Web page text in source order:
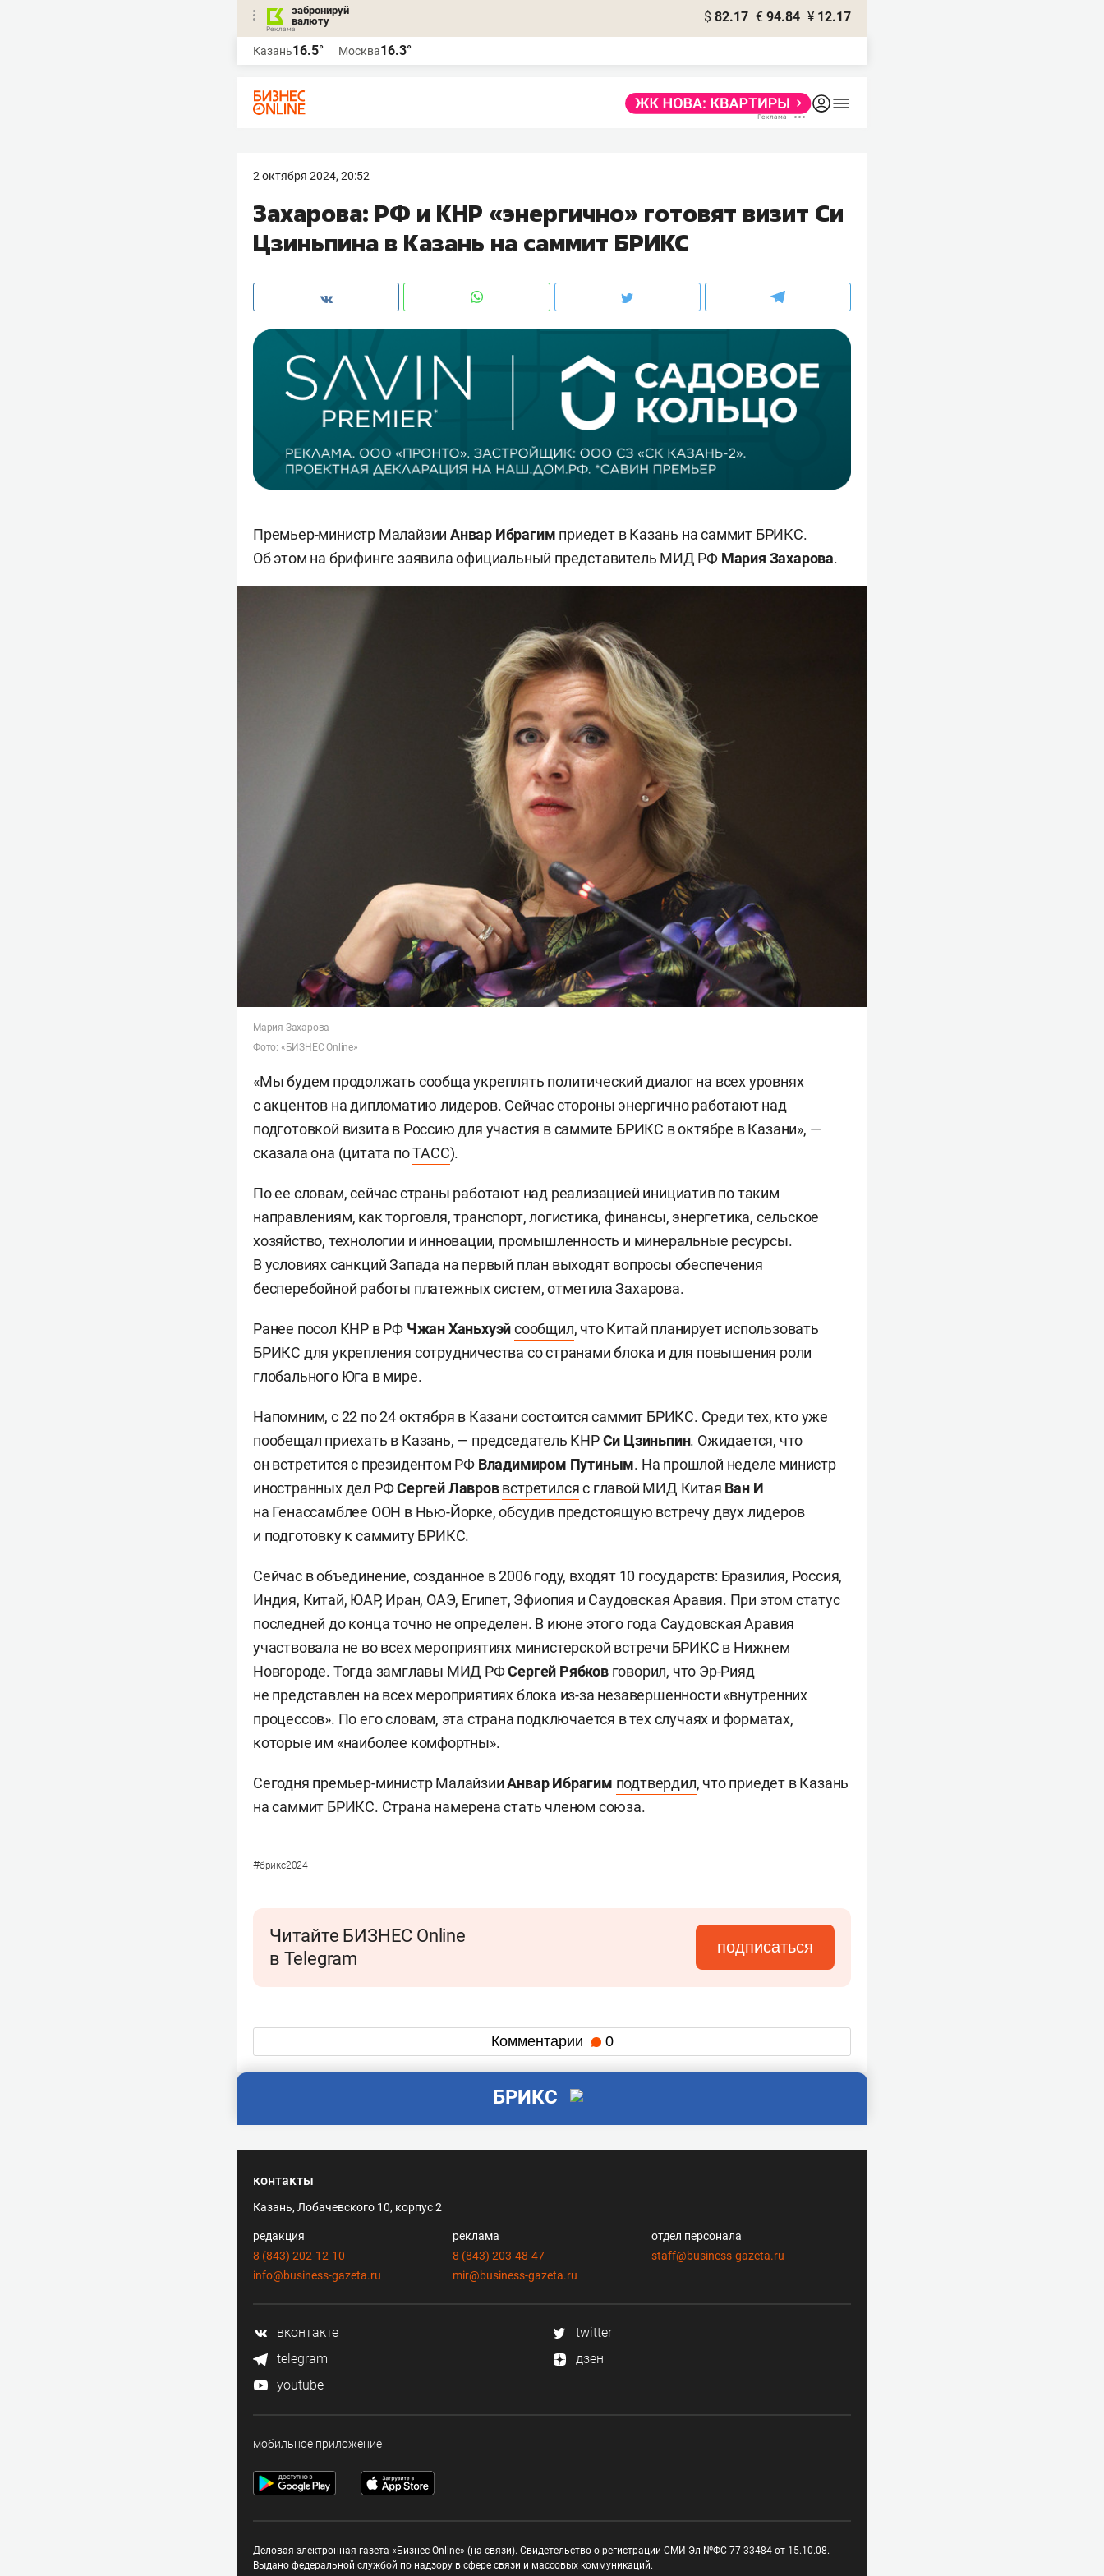
забронируй
валюту
$ 82.17 € 94.84 ¥ 12.17
Казань16.5° Москва16.3°
2 октября 2024, 20:52
Захарова: РФ и КНР «энергично» готовят визит Си
Цзиньпина в Казань на саммит БРИКС
Премьер-министр Малайзии Анвар Ибрагим приедет в Казань на саммит БРИКС.
Об этом на брифинге заявила официальный представитель МИД РФ Мария Захарова.
Мария Захарова
Фото: «БИЗНЕС Online»
«Мы будем продолжать сообща укреплять политический диалог на всех уровнях
с акцентов на дипломатию лидеров. Сейчас стороны энергично работают над
подготовкой визита в Россию для участия в саммите БРИКС в октябре в Казани», —
сказала она (цитата поТАСС).
По ее словам, сейчас страны работают над реализацией инициатив по таким
направлениям, как торговля, транспорт, логистика, финансы, энергетика, сельское
хозяйство, технологии и инновации, промышленность и минеральные ресурсы.
В условиях санкций Запада на первый план выходят вопросы обеспечения
бесперебойной работы платежных систем, отметила Захарова.
Ранее посол КНР в РФ Чжан Ханьхуэйсообщил, что Китай планирует использовать
БРИКС для укрепления сотрудничества со странами блока и для повышения роли
глобального Юга в мире.
Напомним, с 22 по 24 октября в Казани состоится саммит БРИКС. Среди тех, кто уже
пообещал приехать в Казань, — председатель КНРСи Цзиньпин. Ожидается, что
он встретится с президентом РФ Владимиром Путиным. На прошлой неделе министр
иностранных дел РФСергей Лавров встретилсяс главой МИД Китая Ван И
на Генассамблее ООН в Нью-Йорке, обсудив предстоящую встречу двух лидеров
и подготовку к саммиту БРИКС.
Сейчас в объединение, созданное в 2006 году, входят 10 государств: Бразилия, Россия,
Индия, Китай, ЮАР, Иран, ОАЭ, Египет, Эфиопия и Саудовская Аравия. При этом статус
последней до конца точно не определен. В июне этого года Саудовская Аравия
участвовала не во всех мероприятиях министерской встречи БРИКС в Нижнем
Новгороде. Тогда замглавы МИД РФСергей Рябковговорил, что Эр-Рияд
не представлен на всех мероприятиях блока из-за незавершенности «внутренних
процессов». По его словам, эта страна подключается в тех случаях и форматах,
которые им «наиболее комфортны».
Сегодня премьер-министр МалайзииАнвар Ибрагим подтвердил, что приедет в Казань
на саммит БРИКС. Страна намерена стать членом союза.
#брикс2024
Читайте БИЗНЕС Online
в Telegram
подписаться
Комментарии 0
БРИКС
контакты
Казань, Лобачевского 10, корпус 2
редакция
8 (843) 202-12-10
info@business-gazeta.ru
реклама
8 (843) 203-48-47
mir@business-gazeta.ru
отдел персонала
staff@business-gazeta.ru
вконтакте
twitter
telegram
дзен
youtube
мобильное приложение
Деловая электронная газета «Бизнес Online» (на связи). Свидетельство о регистрации СМИ Эл №ФС 77-33484 от 15.10.08.
Выдано федеральной службой по надзору в сфере связи и массовых коммуникаций.